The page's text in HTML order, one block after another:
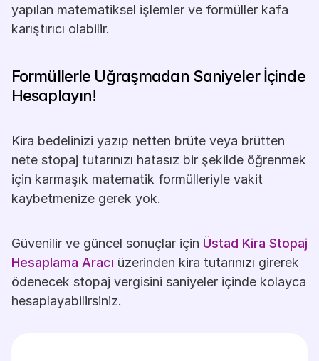
yapılan matematiksel işlemler ve formüller kafa
karıştırıcı olabilir.
Formüllerle Uğraşmadan Saniyeler İçinde
Hesaplayın!
Kira bedelinizi yazıp netten brüte veya brütten
nete stopaj tutarınızı hatasız bir şekilde öğrenmek
için karmaşık matematik formülleriyle vakit
kaybetmenize gerek yok.
Güvenilir ve güncel sonuçlar için Üstad Kira Stopaj
Hesaplama Aracı üzerinden kira tutarınızı girerek
ödenecek stopaj vergisini saniyeler içinde kolayca
hesaplayabilirsiniz.